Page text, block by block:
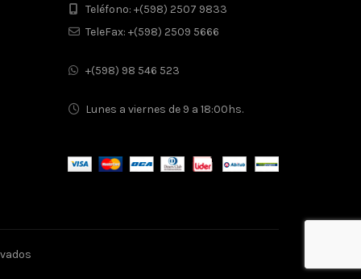
Teléfono: +(598) 2507 9833
TeleFax: +(598) 2509 5666
+(598) 98 546 523
Lunes a viernes de 9 a 18:00hs.